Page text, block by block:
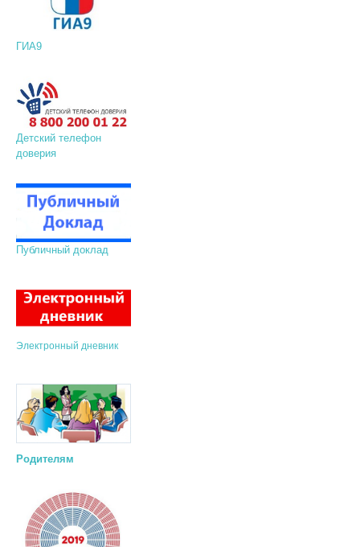
ГИА9
Детский телефон
доверия
Публичный доклад
Электронный дневник
Родителям